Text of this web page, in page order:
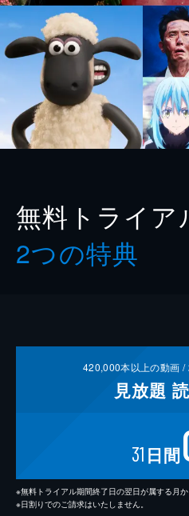
無料トライア
2つの特典
420,000本以上の動画 /
見放題
31 日間
※無料トライアル期間終了日の翌日が属する月か
※日割りでのご請求はいたしません。